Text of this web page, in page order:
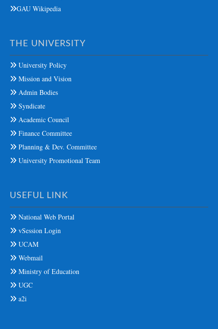
GAU Wikipedia
THE UNIVERSITY
University Policy
Mission and Vision
Admin Bodies
Syndicate
Academic Council
Finance Committee
Planning & Dev. Committee
University Promotional Team
USEFUL LINK
National Web Portal
vSession Login
UCAM
Webmail
Ministry of Education
UGC
a2i